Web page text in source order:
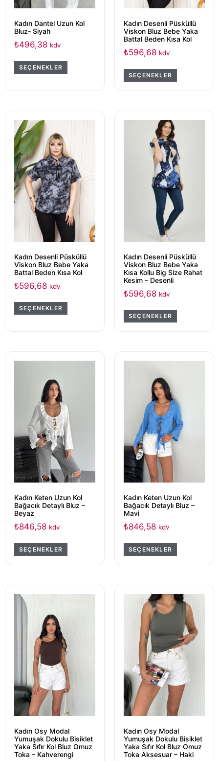
Kadın Dantel Uzun Kol
Bluz- Siyah
₺496,38 kdv
SEÇENEKLER
Kadın Desenli Püsküllü
Viskon Bluz Bebe Yaka
Battal Beden Kısa Kol
₺596,68 kdv
SEÇENEKLER
Kadın Desenli Püsküllü
Viskon Bluz Bebe Yaka
Battal Beden Kısa Kol
₺596,68 kdv
SEÇENEKLER
Kadın Desenli Püsküllü
Viskon Bluz Bebe Yaka
Kısa Kollu Big Size Rahat
Kesim – Desenli
₺596,68 kdv
SEÇENEKLER
Kadın Keten Uzun Kol
Bağacık Detaylı Bluz –
Beyaz
₺846,58 kdv
SEÇENEKLER
Kadın Keten Uzun Kol
Bağacık Detaylı Bluz –
Mavi
₺846,58 kdv
SEÇENEKLER
Kadın Osy Modal
Yumuşak Dokulu Bisiklet
Yaka Sıfır Kol Bluz Omuz
Toka – Kahverengi
Kadın Osy Modal
Yumuşak Dokulu Bisiklet
Yaka Sıfır Kol Bluz Omuz
Toka Aksesuar – Haki